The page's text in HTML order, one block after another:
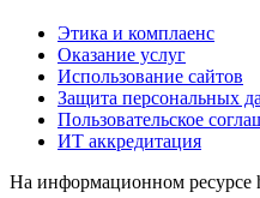
Этика и комплаенс
Оказание услуг
Использование сайтов
Защита персональных
Пользовательское
ИТ аккредитация
На информационном ресурсе